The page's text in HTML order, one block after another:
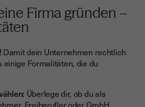
Firma gründen –
Damit dein Unternehmen rechtlich
einige Formalitäten, die du
Überlege dir, ob du als